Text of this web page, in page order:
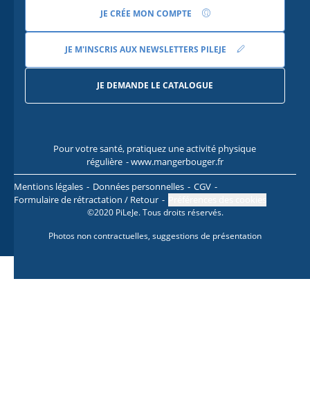
JE CRÉE MON COMPTE
JE M'INSCRIS AUX NEWSLETTERS PILEJE
JE DEMANDE LE CATALOGUE
Pour votre santé, pratiquez une activité physique
régulière - www.mangerbouger.fr
Mentions légales
Données personnelles
CGV
Formulaire de rétractation / Retour
©2020 PiLeJe. Tous droits réservés.
Photos non contractuelles, suggestions de présentation